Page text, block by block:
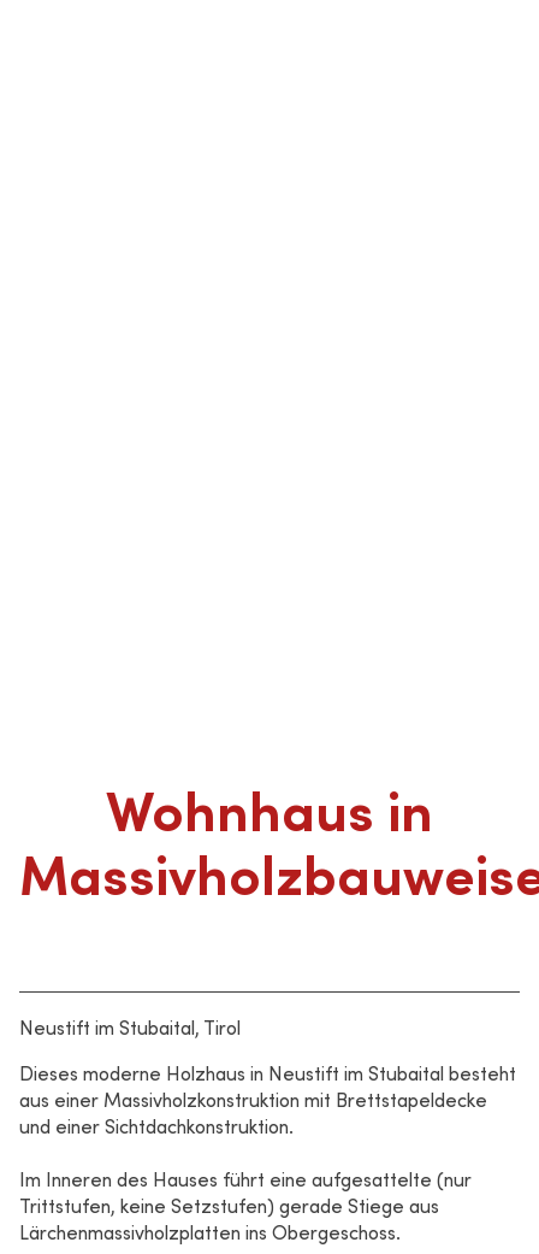
Wohnhaus in
Neustift im Stubaital, Tirol
Dieses moderne Holzhaus in Neustift im Stubaital besteht
aus einer Massivholzkonstruktion mit Brettstapeldecke
und einer Sichtdachkonstruktion.
Im Inneren des Hauses führt eine aufgesattelte (nur
Trittstufen, keine Setzstufen) gerade Stiege aus
Lärchenmassivholzplatten ins Obergeschoss.